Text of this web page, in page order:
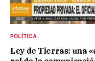
POLÍTICA
Ley de Tierras: una